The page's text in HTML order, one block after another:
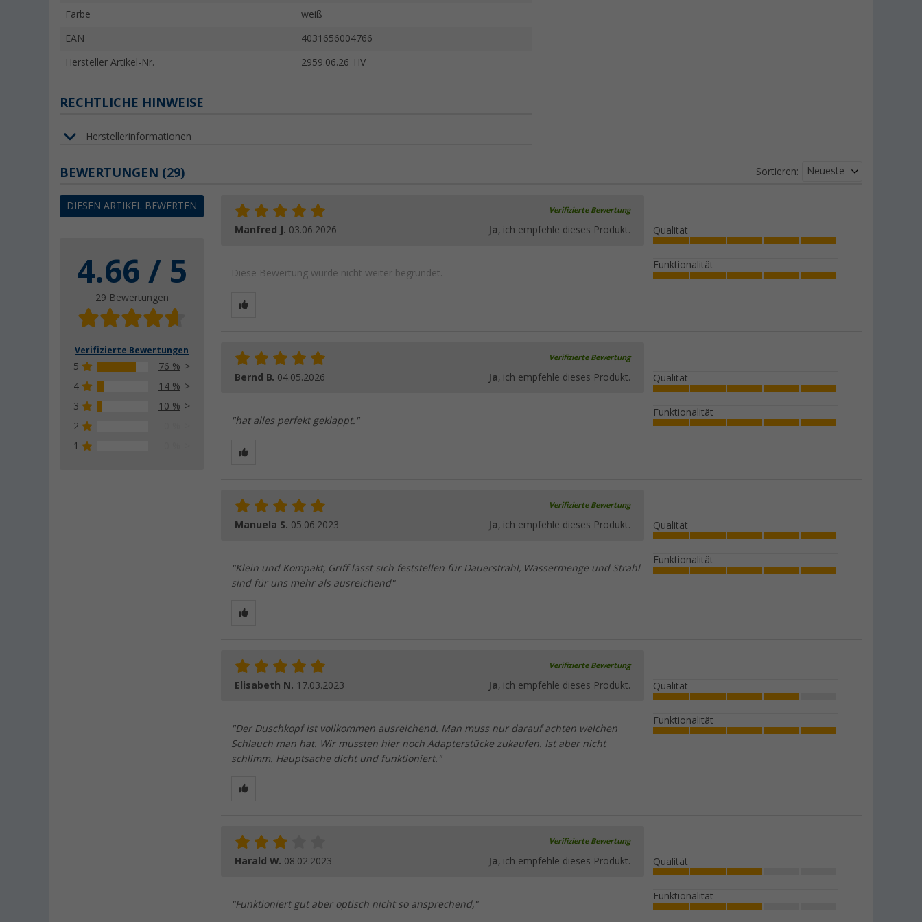
Farbe weiß
EAN 4031656004766
Hersteller Artikel-Nr. 2959.06.26_HV
RECHTLICHE HINWEISE
Herstellerinformationen
BEWERTUNGEN (29)
DIESEN ARTIKEL BEWERTEN
4.66 / 5
29 Bewertungen
Verifizierte Bewertungen
5
76 %
4
14 %
3
10 %
2
1
Sortieren: Neueste
Verifizierte Bewertung
Manfred J. 03.06.2026 Ja, ich empfehle dieses Produkt.
Diese Bewertung wurde nicht weiter begründet.
Qualität
Funktionalität
Verifizierte Bewertung
Bernd B. 04.05.2026 Ja, ich empfehle dieses Produkt.
"hat alles perfekt geklappt."
Qualität
Funktionalität
Verifizierte Bewertung
Manuela S. 05.06.2023 Ja, ich empfehle dieses Produkt.
"Klein und Kompakt, Griff lässt sich feststellen für Dauerstrahl, Wassermenge und Strahl
sind für uns mehr als ausreichend"
Qualität
Funktionalität
Verifizierte Bewertung
Elisabeth N. 17.03.2023 Ja, ich empfehle dieses Produkt.
"Der Duschkopf ist vollkommen ausreichend. Man muss nur darauf achten welchen
Schlauch man hat. Wir mussten hier noch Adapterstücke zukaufen. Ist aber nicht
schlimm. Hauptsache dicht und funktioniert."
Qualität
Funktionalität
Verifizierte Bewertung
Harald W. 08.02.2023 Ja, ich empfehle dieses Produkt.
"Funktioniert gut aber optisch nicht so ansprechend,"
Qualität
Funktionalität